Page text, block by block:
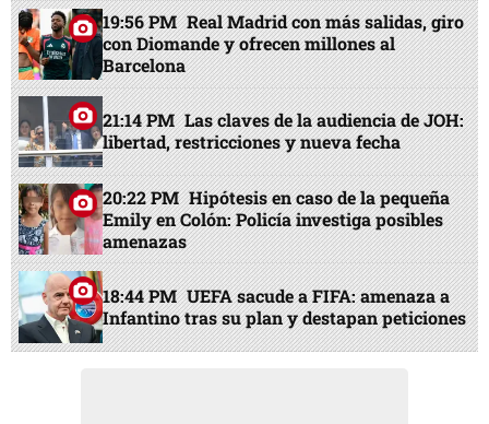
19:56 PM Real Madrid con más salidas, giro
con Diomande y ofrecen millones al
Barcelona
21:14 PM Las claves de la audiencia de JOH:
libertad, restricciones y nueva fecha
20:22 PM Hipótesis en caso de la pequeña
Emily en Colón: Policía investiga posibles
amenazas
18:44 PM UEFA sacude a FIFA: amenaza a
Infantino tras su plan y destapan peticiones